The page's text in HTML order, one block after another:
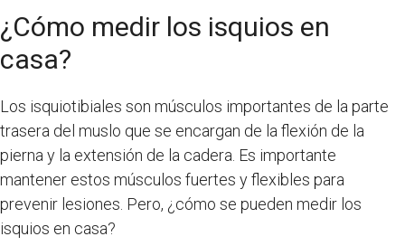
¿Cómo medir los isquios en
casa?
Los isquiotibiales son músculos importantes de la parte
trasera del muslo que se encargan de la flexión de la
pierna y la extensión de la cadera. Es importante
mantener estos músculos fuertes y flexibles para
prevenir lesiones. Pero, ¿cómo se pueden medir los
isquios en casa?